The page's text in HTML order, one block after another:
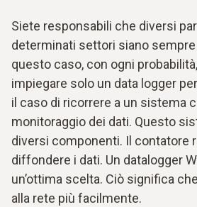
Siete responsabili che diversi
determinati settori siano
questo caso, con ogni
impiegare solo un data logger
il caso di ricorrere a un sistema
monitoraggio dei dati. Questo
diversi componenti. Il contatore
diffondere i dati. Un datalogger
un’ottima scelta. Ciò significa
alla rete più facilmente.